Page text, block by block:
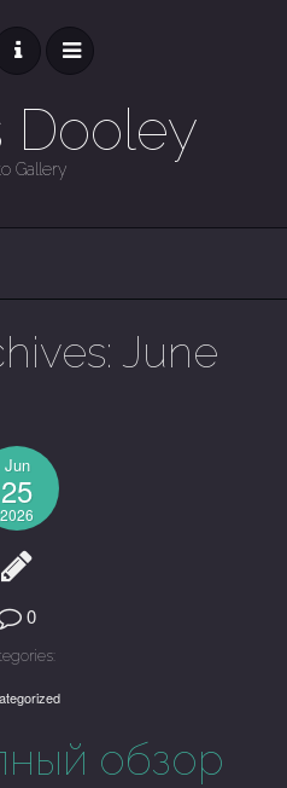
Dooley
Gallery
June
Jun
25
2026
0
обзор